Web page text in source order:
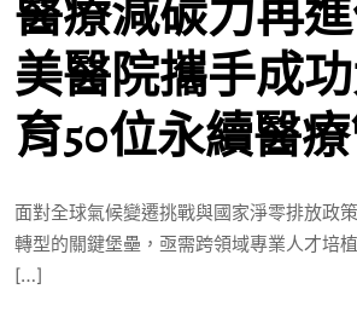
醫療減碳力再
美醫院攜手成
育50位永續醫
面對全球氣候變遷挑戰與國家淨零排放政
轉型的關鍵堡壘，亟需跨領域專業人才培
[…]